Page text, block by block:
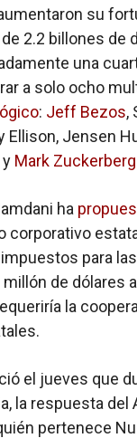
su
2.2 billones de
una
a solo ocho
: Jeff Bezos,
Ellison, Jensen
y Mark Zuckerberg
ha
estatal
para
de dólares
la
el jueves que
la respuesta del
pertenece